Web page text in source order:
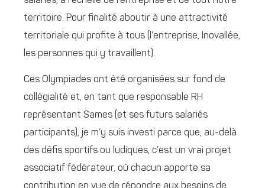
territoire. Pour finalité aboutir à une attractivité
territoriale qui profite à tous (l’entreprise, Inovallée,
les personnes qui y travaillent).
Ces Olympiades ont été organisées sur fond de
collégialité et, en tant que responsable RH
représentant Sames (et ses futurs salariés
participants), je m’y suis investi parce que, au-delà
des défis sportifs ou ludiques, c’est un vrai projet
associatif fédérateur, où chacun apporte sa